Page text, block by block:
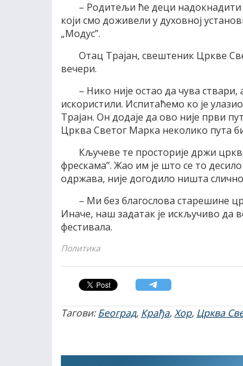
– Родитељи ће деци надокнадити
који смо доживели у духовној
„Модус”.
Отац Трајан, свештеник Цркве
вечери.
– Нико није остао да чува
искористили. Испитаћемо ко је
Трајан. Он додаје да ово није први
Црква Светог Марка неколико пута
Кључеве те просторије држи
фрескама”. Жао им је што се то
одржава, није догодило ништа
– Ми без благослова старешине
Иначе, наш задатак је искључиво да
фестивала.
Политика
Тагови:Београд, Крађа,Хор, Црква